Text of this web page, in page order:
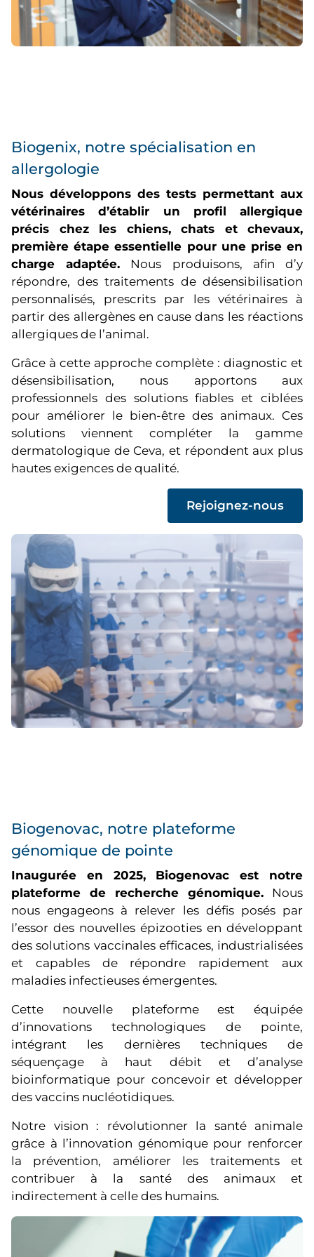
Biogenix, notre spécialisation en
allergologie
Nous développons des tests permettant aux
vétérinaires d’établir un profil allergique
précis chez les chiens, chats et chevaux,
première étape essentielle pour une prise en
charge adaptée. Nous produisons, afin d’y
répondre, des traitements de désensibilisation
personnalisés, prescrits par les vétérinaires à
partir des allergènes en cause dans les réactions
allergiques de l’animal.
Grâce à cette approche complète : diagnostic et
désensibilisation, nous apportons aux
professionnels des solutions fiables et ciblées
pour améliorer le bien-être des animaux. Ces
solutions viennent compléter la gamme
dermatologique de Ceva, et répondent aux plus
hautes exigences de qualité.
Rejoignez-nous
Biogenovac, notre plateforme
génomique de pointe
Inaugurée en 2025, Biogenovac est notre
plateforme de recherche génomique. Nous
nous engageons à relever les défis posés par
l’essor des nouvelles épizooties en développant
des solutions vaccinales efficaces, industrialisées
et capables de répondre rapidement aux
maladies infectieuses émergentes.
Cette nouvelle plateforme est équipée
d’innovations technologiques de pointe,
intégrant les dernières techniques de
séquençage à haut débit et d’analyse
bioinformatique pour concevoir et développer
des vaccins nucléotidiques.
Notre vision : révolutionner la santé animale
grâce à l’innovation génomique pour renforcer
la prévention, améliorer les traitements et
contribuer à la santé des animaux et
indirectement à celle des humains.